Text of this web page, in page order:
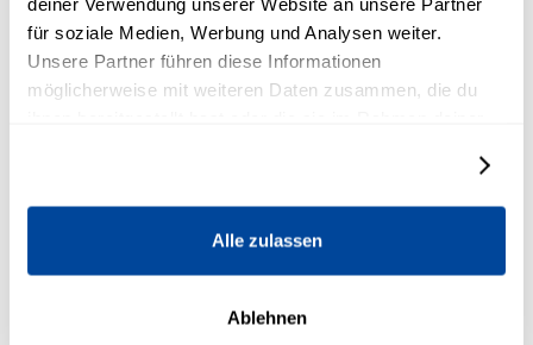
für soziale Medien, Werbung und Analysen weiter.
Unsere Partner führen diese Informationen
möglicherweise mit weiteren Daten zusammen, die du
Alle zulassen
Ablehnen
4. Ancorati fisicamente: senti il
cambiamento nel tuo corpo.
emotivo e fisico